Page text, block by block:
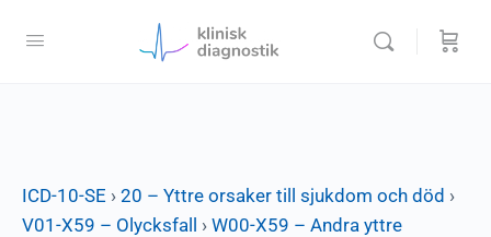
ICD-10-SE › 20 – Yttre orsaker till sjukdom och död ›
V01-X59 – Olycksfall
› W00-X59 – Andra yttre